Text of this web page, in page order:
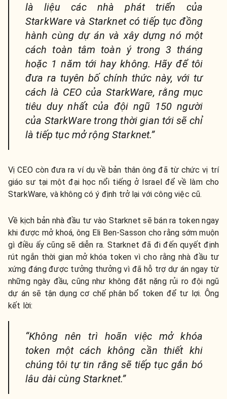
là liệu các nhà phát triển của
StarkWare và Starknet có tiếp tục đồng
hành cùng dự án và xây dựng nó một
cách toàn tâm toàn ý trong 3 tháng
hoặc 1 năm tới hay không. Hãy để tôi
đưa ra tuyên bố chính thức này, với tư
cách là CEO của StarkWare, rằng mục
tiêu duy nhất của đội ngũ 150 người
của StarkWare trong thời gian tới sẽ chỉ
là tiếp tục mở rộng Starknet.”
Vị CEO còn đưa ra ví dụ về bản thân ông đã từ chức vị trí
giáo sư tại một đại học nổi tiếng ở Israel để về làm cho
StarkWare, và không có ý định trở lại với công việc cũ.
Về kịch bản nhà đầu tư vào Starknet sẽ bán ra token ngay
khi được mở khoá, ông Eli Ben-Sasson cho rằng sớm muộn
gì điều ấy cũng sẽ diễn ra. Starknet đã đi đến quyết định
rút ngắn thời gian mở khóa token vì cho rằng nhà đầu tư
xứng đáng được tưởng thưởng vì đã hỗ trợ dự án ngay từ
những ngày đầu, cũng như không đặt nặng rủi ro đội ngũ
dự án sẽ tận dụng cơ chế phân bổ token để tư lợi. Ông
kết lời:
“Không nên trì hoãn việc mở khóa
token một cách không cần thiết khi
chúng tôi tự tin rằng sẽ tiếp tục gắn bó
lâu dài cùng Starknet.”